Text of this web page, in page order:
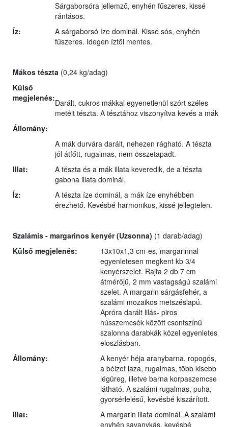
Sárgaborsóra jellemző, enyhén fűszeres, kissé
rántásos.
Íz:
A sárgaborsó íze dominál. Kissé sós, enyhén
fűszeres. Idegen íztől mentes.
Mákos tészta (0,24 kg/adag)
Külső
megjelenés:Darált, cukros mákkal egyenetlenül szórt széles
metélt tészta. A tésztához viszonyítva kevés a mák
Állomány:
A mák durvára darált, nehezen rágható. A tészta
jól átfőtt, rugalmas, nem összetapadt.
Illat:
A tészta és a mák illata keveredik, de a tészta
gabona illata dominál.
Íz:
A tészta íze dominál, a mák íze enyhébben
érezhető. Kevésbé harmonikus, kissé jellegtelen.
Szalámis - margarinos kenyér (Uzsonna) (1 darab/adag)
Külső megjelenés:
13x10x1,3 cm-es, margarinnal
egyenletesen megkent kb 3/4
kenyérszelet. Rajta 2 db 7 cm
átmérőjű, 2 mm vastagságú szalámi
szelet. A margarin sárgásfehér, a
szalámi mozaikos metszéslapú.
Apróra darált lilás- piros
hússzemcsék között csontszínű
szalonna darabkák közel egyenletes
eloszlásban.
Állomány:
A kenyér héja aranybarna, ropogós,
a bélzet laza, rugalmas, több kisebb
légüreg, illetve barna korpaszemcse
látható. A szalámi rugalmas, puha,
gyorsérlelésű, kevésbé kiszárított.
Illat:
A margarin illata dominál. A szalámi
enyhén savanykás, kevésbé